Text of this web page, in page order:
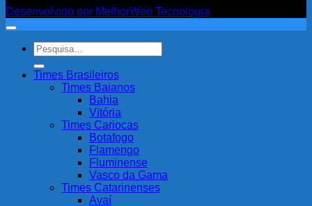
Desenvolvido por MelhorWeb Tecnologia
Pesquisar
por:
Times Brasileiros
Times Baianos
Bahia
Vitória
Times Cariocas
Botafogo
Flamengo
Fluminense
Vasco da Gama
Times Catarinenses
Avaí